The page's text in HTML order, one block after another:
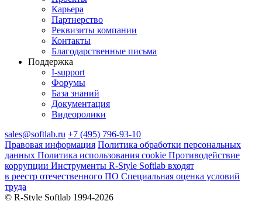
Карьера
Партнерство
Реквизиты компании
Контакты
Благодарственные письма
Поддержка
I‑support
Форумы
База знаний
Документация
Видеоролики
sales@softlab.ru +7 (495) 796-93-10
Правовая информация Политика обработки персональных
данных Политика использования cookie Противодействие
коррупции Инструменты R‑Style Softlab входят
в реестр отечественного ПО Специальная оценка условий
труда
© R‑Style Softlab 1994-2026